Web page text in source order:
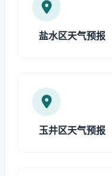
盐水区天气预报
玉井区天气预报